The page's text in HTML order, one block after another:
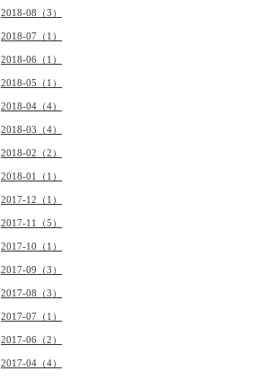
2018-08（3）
2018-07（1）
2018-06（1）
2018-05（1）
2018-04（4）
2018-03（4）
2018-02（2）
2018-01（1）
2017-12（1）
2017-11（5）
2017-10（1）
2017-09（3）
2017-08（3）
2017-07（1）
2017-06（2）
2017-04（4）